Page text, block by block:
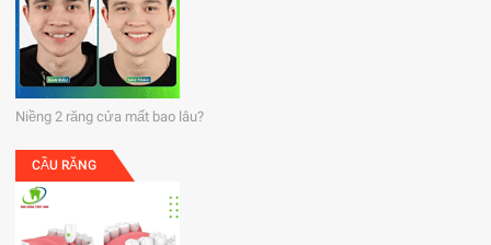
Niềng 2 răng cửa mất bao lâu?
CẦU RĂNG